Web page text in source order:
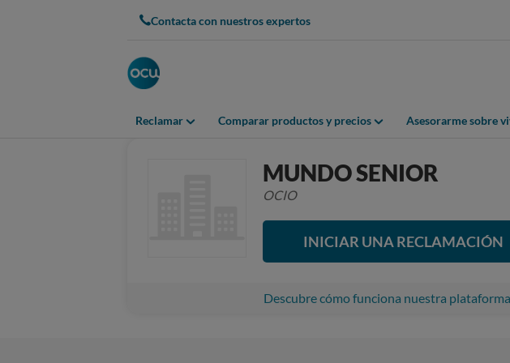
Contacta con nuestros expertos
Reclamar Comparar productos y precios Asesorarme sobre
MUNDO SENIOR
OCIO
INICIAR UNA RECLAMACIÓN
Descubre cómo funciona nuestra